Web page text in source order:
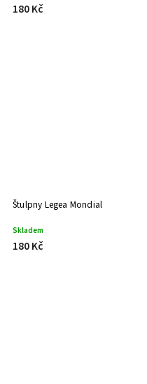
180 Kč
Štulpny Legea Mondial
Skladem
180 Kč